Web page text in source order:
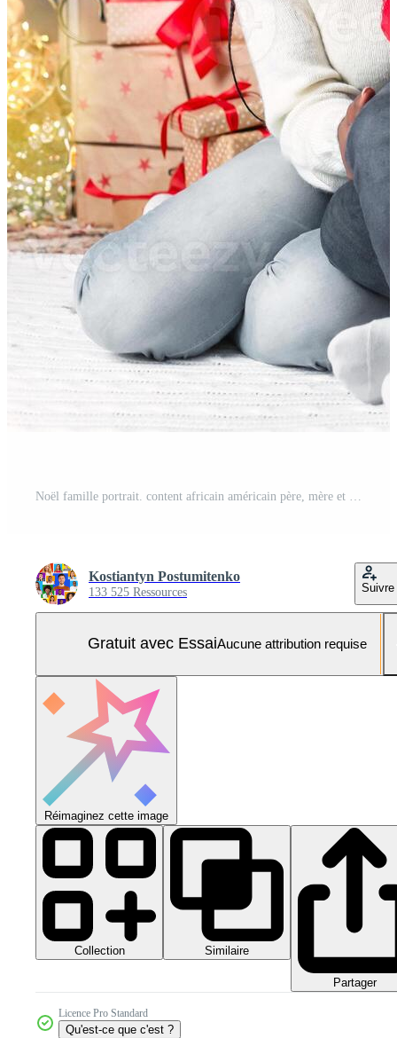
Kostiantyn Postumitenko
133 525 Ressources Suivre
Gratuit avec EssaiAucune attribution requise
Réimaginez cette image
Collection Similaire
Partager
Licence Pro Standard
Qu'est-ce que c'est ?